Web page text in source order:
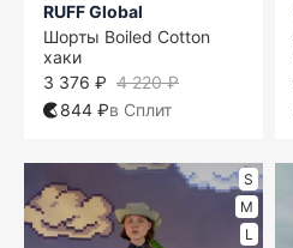
RUFF Global
Шорты Boiled Cotton
хаки
4 220 ₽
3 376 ₽
844 ₽в Сплит
S
M
L